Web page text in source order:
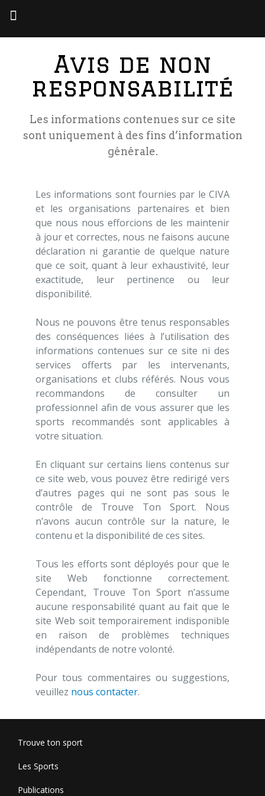
Avis de non
responsabilité
Les informations contenues sur ce site
sont uniquement à des fins d’information
générale.
Les informations sont fournies par le CIVA
et les organisations partenaires et bien
que nous nous efforcions de les maintenir
à jour et correctes, nous ne faisons aucune
déclaration ni garantie de quelque nature
que ce soit, quant à leur exhaustivité, leur
exactitude, leur pertinence ou leur
disponibilité.
Nous ne pouvons être tenus responsables
des conséquences liées à l’utilisation des
informations contenues sur ce site ni des
services offerts par les intervenants,
organisations et clubs référés. Nous vous
recommandons de consulter un
professionnel afin de vous assurer que les
sports recommandés sont applicables à
votre situation.
En cliquant sur certains liens contenus sur
ce site web, vous pouvez être redirigé vers
d’autres pages qui ne sont pas sous le
contrôle de Trouve Ton Sport. Nous
n’avons aucun contrôle sur la nature, le
contenu et la disponibilité de ces sites.
Tous les efforts sont déployés pour que le
site Web fonctionne correctement.
Cependant, Trouve Ton Sport n’assume
aucune responsabilité quant au fait que le
site Web soit temporairement indisponible
en raison de problèmes techniques
indépendants de notre volonté.
Pour tous commentaires ou suggestions,
veuillez nous contacter.
Trouve ton sport
Les Sports
Publications